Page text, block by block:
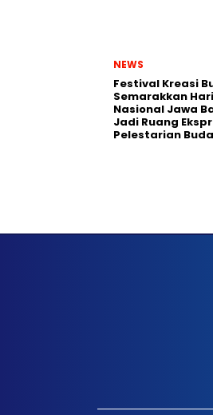
NEWS
Festival Kreasi
Semarakkan
Nasional Jawa
Jadi Ruang
Pelestarian